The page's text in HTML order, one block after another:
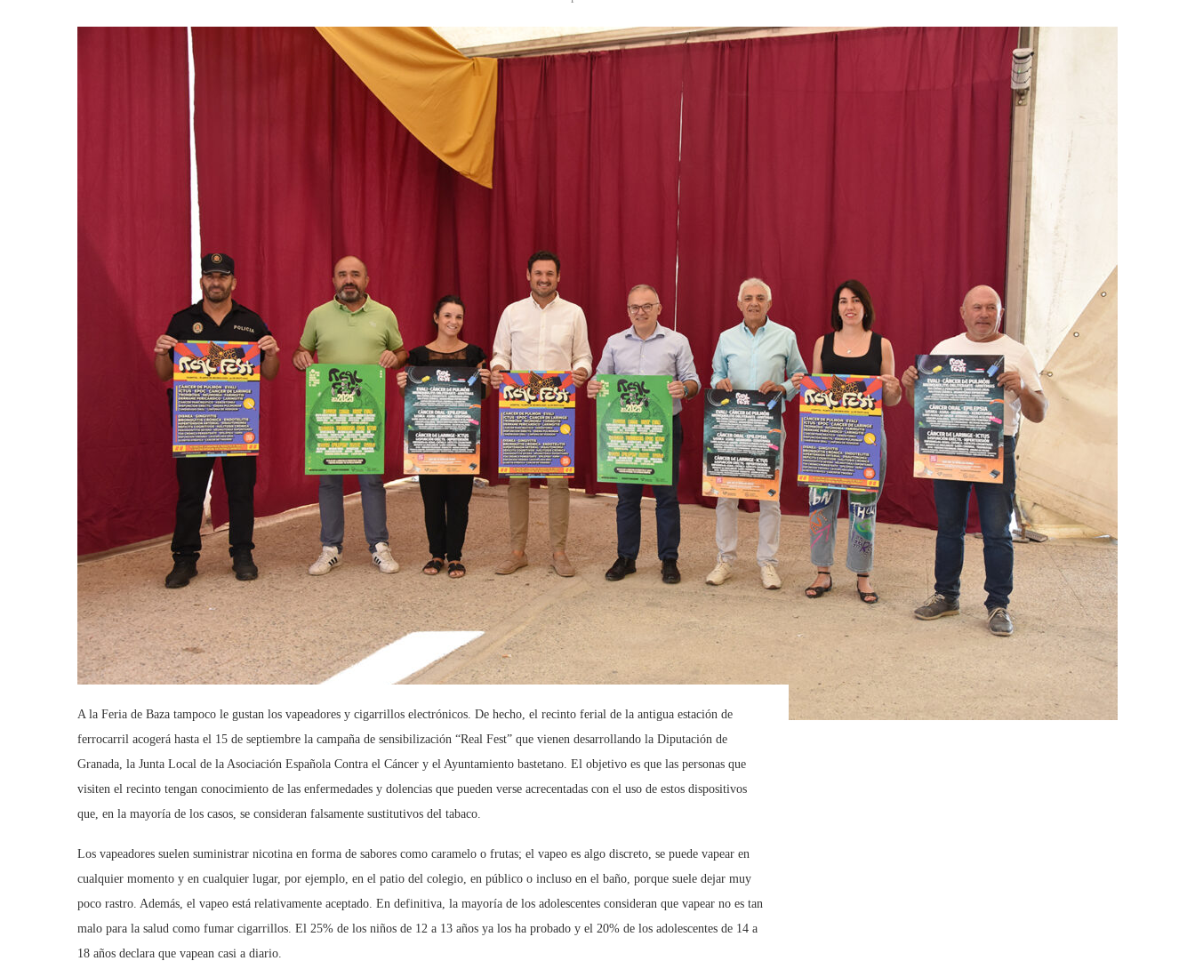
A la Feria de Baza tampoco le gustan los vapeadores y cigarrillos electrónicos. De hecho, el recinto ferial de la antigua estación de
ferrocarril acogerá hasta el 15 de septiembre la campaña de sensibilización “Real Fest” que vienen desarrollando la Diputación de
Granada, la Junta Local de la Asociación Española Contra el Cáncer y el Ayuntamiento bastetano. El objetivo es que las personas que
visiten el recinto tengan conocimiento de las enfermedades y dolencias que pueden verse acrecentadas con el uso de estos dispositivos
que, en la mayoría de los casos, se consideran falsamente sustitutivos del tabaco.
Los vapeadores suelen suministrar nicotina en forma de sabores como caramelo o frutas; el vapeo es algo discreto, se puede vapear en
cualquier momento y en cualquier lugar, por ejemplo, en el patio del colegio, en público o incluso en el baño, porque suele dejar muy
poco rastro. Además, el vapeo está relativamente aceptado. En definitiva, la mayoría de los adolescentes consideran que vapear no es tan
malo para la salud como fumar cigarrillos. El 25% de los niños de 12 a 13 años ya los ha probado y el 20% de los adolescentes de 14 a
18 años declara que vapean casi a diario.